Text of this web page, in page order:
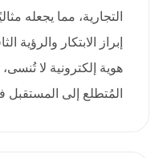
التجارية، مما يجعله
إبراز الابتكار والرؤية
هوية إلكترونية لا
المُتطلع إلى